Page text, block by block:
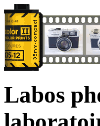
Labos